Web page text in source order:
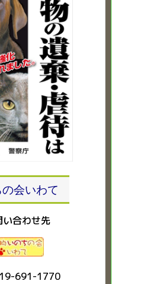
会いわて
い合わせ先
691-1770